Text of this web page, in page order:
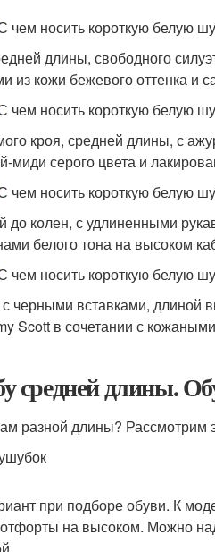
длины, свободного
из кожи бежевого оттенка и
кроя, средней длины, с
миди серого цвета и
колен, с удлиненными
белого тона на высоком
черными вставками, длиной
Scott в сочетании с
средней длины.
разной длины? Рассмотрим
при подборе обуви. К
на высоком. Можно